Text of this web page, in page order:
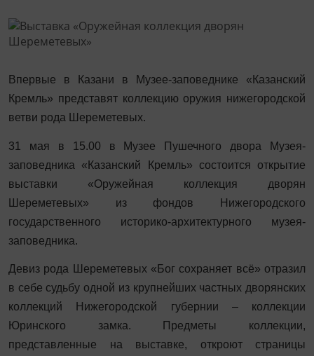
Впервые в Казани в Музее-заповеднике «Казанский
Кремль» представят коллекцию оружия нижегородской
ветви рода Шереметевых.
31 мая в 15.00 в Музее Пушечного двора Музея-
заповедника «Казанский Кремль» состоится открытие
выставки «Оружейная коллекция дворян
Шереметевых» из фондов Нижегородского
государственного историко-архитектурного музея-
заповедника.
Девиз рода Шереметевых «Бог сохраняет всё» отразил
в себе судьбу одной из крупнейших частных дворянских
коллекций Нижегородской губернии – коллекции
Юринского замка. Предметы коллекции,
представленные на выставке, откроют страницы